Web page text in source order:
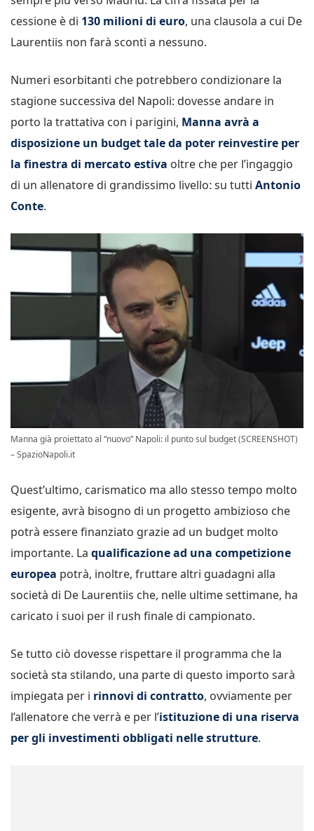
cessione è di 130 milioni di euro, una clausola a cui De
Laurentiis non farà sconti a nessuno.
Numeri esorbitanti che potrebbero condizionare la
stagione successiva del Napoli: dovesse andare in
porto la trattativa con i parigini, Manna avrà a
disposizione un budget tale da poter reinvestire per
la finestra di mercato estiva oltre che per l’ingaggio
di un allenatore di grandissimo livello: su tutti Antonio
Conte.
Manna già proiettato al “nuovo” Napoli: il punto sul budget (SCREENSHOT)
– SpazioNapoli.it
Quest’ultimo, carismatico ma allo stesso tempo molto
esigente, avrà bisogno di un progetto ambizioso che
potrà essere finanziato grazie ad un budget molto
importante. La qualificazione ad una competizione
europea potrà, inoltre, fruttare altri guadagni alla
società di De Laurentiis che, nelle ultime settimane, ha
caricato i suoi per il rush finale di campionato.
Se tutto ciò dovesse rispettare il programma che la
società sta stilando, una parte di questo importo sarà
impiegata per i rinnovi di contratto, ovviamente per
l’allenatore che verrà e per l’istituzione di una riserva
per gli investimenti obbligati nelle strutture.